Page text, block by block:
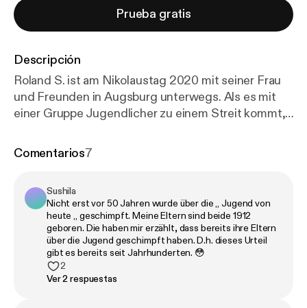
Prueba gratis
Descripción
Roland S. ist am Nikolaustag 2020 mit seiner Frau
und Freunden in Augsburg unterwegs. Als es mit
einer Gruppe Jugendlicher zu einem Streit kommt,
Feuerwehrmann mit voller Wucht. Er ist sofort tot.
Bundesverfassungsgericht gelandet ist.
Comentarios7
Sushila
Nicht erst vor 50 Jahren wurde über die „ Jugend von
heute „ geschimpft. Meine Eltern sind beide 1912
geboren. Die haben mir erzählt, dass bereits ihre Eltern
über die Jugend geschimpft haben. D.h. dieses Urteil
gibt es bereits seit Jahrhunderten. 😳
2
Ver 2 respuestas